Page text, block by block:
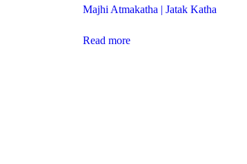
Majhi Atmakatha | Jatak Katha
Read more